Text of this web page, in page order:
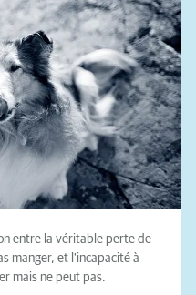
entre la véritable perte de
manger, et l'incapacité à
mais ne peut pas.